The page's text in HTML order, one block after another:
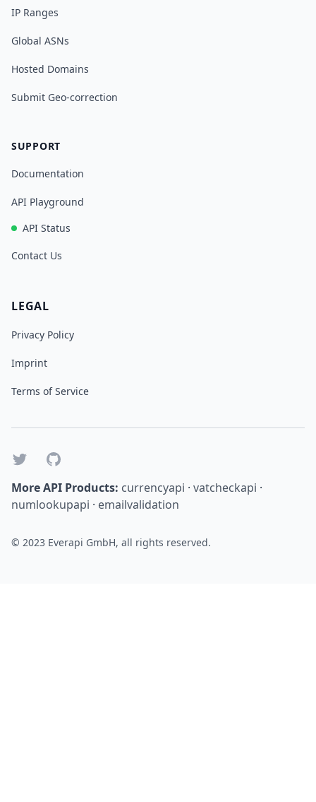
IP Ranges
Global ASNs
Hosted Domains
Submit Geo-correction
SUPPORT
Documentation
API Playground
API Status
Contact Us
LEGAL
Privacy Policy
Imprint
Terms of Service
TwitterGitHub
More API Products: currencyapi · vatcheckapi ·
numlookupapi · emailvalidation
© 2023 Everapi GmbH, all rights reserved.